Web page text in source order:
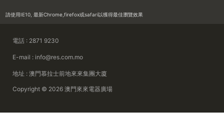
請使用IE10, 最新Chrome,firefox或safari以獲得最佳瀏覽效果
電話 : 2871 9230
E-mail : info@res.com.mo
地址 : 澳門慕拉士前地來來集團大廈
Copyright © 2026 澳門來來電器廣場